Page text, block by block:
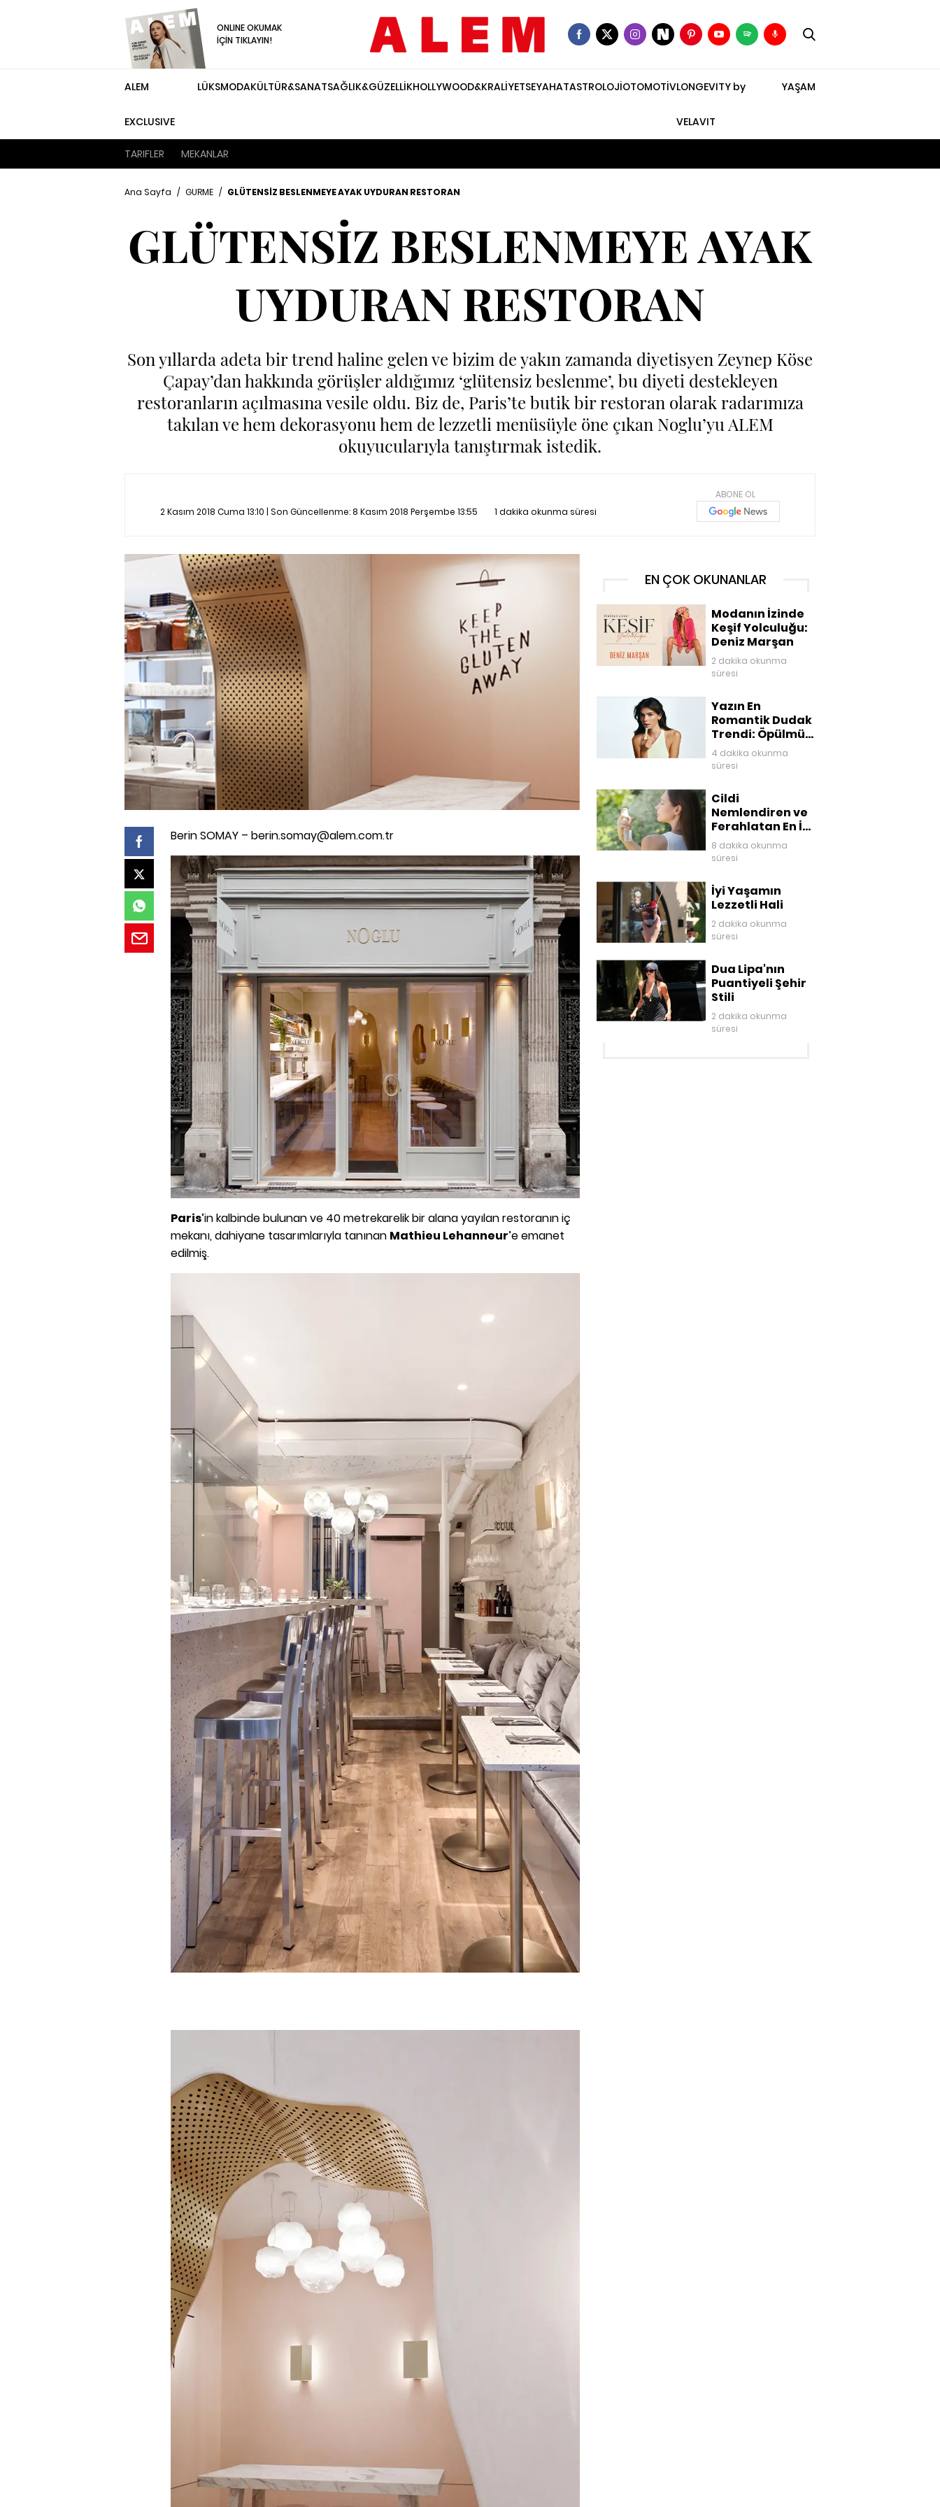
ONLINE OKUMAK
İÇİN TIKLAYIN!
ALEM
EXCLUSIVE
LÜKSMODAKÜLTÜR&SANATSAĞLIK&GÜZELLİKHOLLYWOOD&KRALİYETSEYAHATASTROLOJİOTOMOTİVLONGEVITY by
VELAVIT
YAŞAM
TARIFLER MEKANLAR
Ana Sayfa / GURME / GLÜTENSİZ BESLENMEYE AYAK UYDURAN RESTORAN
GLÜTENSİZ BESLENMEYE AYAK
UYDURAN RESTORAN
Son yıllarda adeta bir trend haline gelen ve bizim de yakın zamanda diyetisyen Zeynep Köse
Çapay’dan hakkında görüşler aldığımız ‘glütensiz beslenme’, bu diyeti destekleyen
restoranların açılmasına vesile oldu. Biz de, Paris’te butik bir restoran olarak radarımıza
takılan ve hem dekorasyonu hem de lezzetli menüsüyle öne çıkan Noglu’yu ALEM
okuyucularıyla tanıştırmak istedik.
2 Kasım 2018 Cuma 13:10 | Son Güncellenme:8 Kasım 2018 Perşembe 13:55 1 dakika okunma süresi
ABONE OL
Berin SOMAY – berin.somay@alem.com.tr
Paris’in kalbinde bulunan ve 40 metrekarelik bir alana yayılan restoranın iç
mekanı, dahiyane tasarımlarıyla tanınan Mathieu Lehanneur’e emanet
edilmiş.
EN ÇOK OKUNANLAR
Modanın İzinde
Keşif Yolculuğu:
Deniz Marşan
2 dakika okunma
süresi
Yazın En
Romantik Dudak
Trendi: Öpülmüş
Dudaklar
4 dakika okunma
süresi
Cildi
Nemlendiren ve
Ferahlatan En İyi
Yüz Mistleri
8 dakika okunma
süresi
İyi Yaşamın
Lezzetli Hali
2 dakika okunma
süresi
Dua Lipa'nın
Puantiyeli Şehir
Stili
2 dakika okunma
süresi